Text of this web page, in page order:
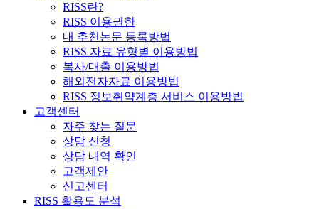
RISS란?
RISS 이용권한
내 추천논문 등록방법
RISS 자료 유형별 이용방법
복사/대출 이용방법
해외전자자료 이용방법
RISS 정보취약계층 서비스 이용방법
고객센터
자주 찾는 질문
상담 신청
상담 내역 확인
고객제안
신고센터
RISS 활용도 분석